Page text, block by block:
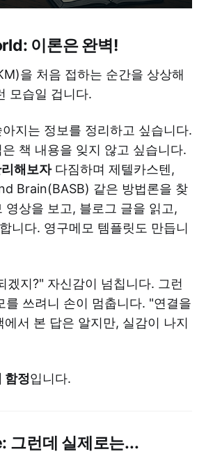
이론은 완벽!
을 처음 접하는 순간을 상상해
모습일 겁니다.
지는 정보를 정리하고 싶습니다.
책 내용을 잊지 않고 싶습니다.
해보자다짐하며 제텔카스텐,
Brain(BASB) 같은 방법론을 찾
영상을 보고, 블로그 글을 읽고,
니다. 영구메모 템플릿도 만듭니
겠지?" 자신감이 넘칩니다. 그런
를 쓰려니 손이 멈춥니다. "연결을
서 본 답은 알지만, 실감이 나지
함정입니다.
런데 실제로는...